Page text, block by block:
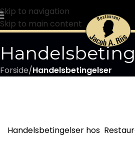
Skip to navigation
Skip to main content
Forside/Handelsbetingelser
Handelsbetingelser hos